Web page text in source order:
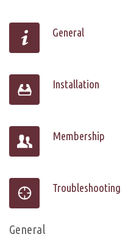
General
Installation
Membership
Troubleshooting
General